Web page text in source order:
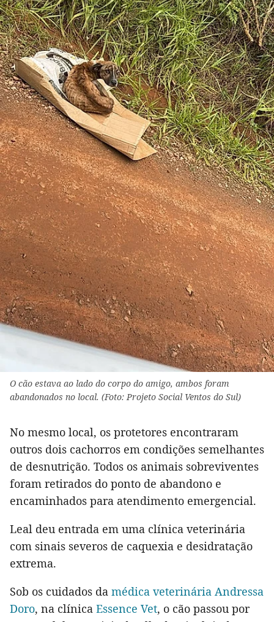
O cão estava ao lado do corpo do amigo, ambos foram
abandonados no local. (Foto: Projeto Social Ventos do Sul)
No mesmo local, os protetores encontraram
outros dois cachorros em condições semelhantes
de desnutrição. Todos os animais sobreviventes
foram retirados do ponto de abandono e
encaminhados para atendimento emergencial.
Leal deu entrada em uma clínica veterinária
com sinais severos de caquexia e desidratação
extrema.
Sob os cuidados da médica veterinária Andressa
Doro, na clínica Essence Vet, o cão passou por